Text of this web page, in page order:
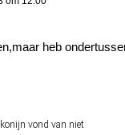
heb
vond van niet